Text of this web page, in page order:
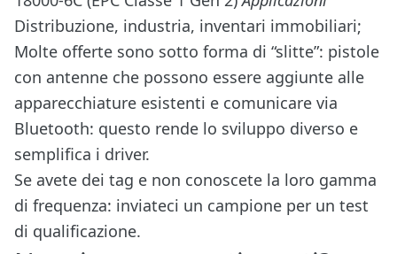
Distribuzione, industria, inventari immobiliari;
Molte offerte sono sotto forma di “slitte”: pistole
con antenne che possono essere aggiunte alle
apparecchiature esistenti e comunicare via
Bluetooth: questo rende lo sviluppo diverso e
semplifica i driver.
Se avete dei tag e non conoscete la loro gamma
di frequenza: inviateci un campione per un test
di qualificazione.